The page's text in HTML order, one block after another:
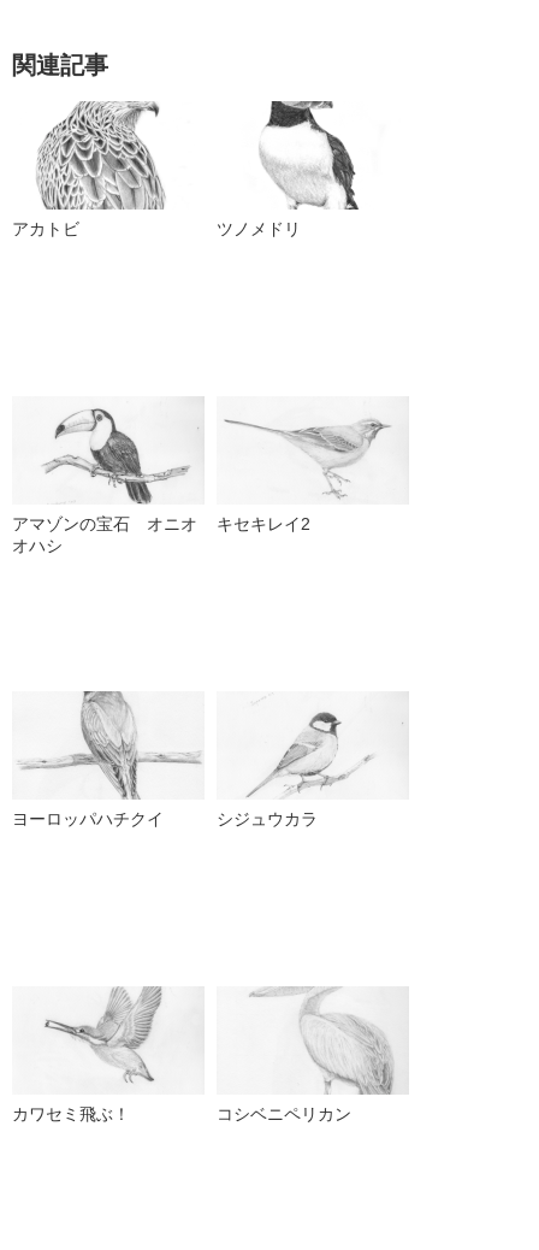
関連記事
アカトビ ツノメドリ
アマゾンの宝石 オニオ
オハシ
キセキレイ2
ヨーロッパハチクイ シジュウカラ
カワセミ飛ぶ！ コシベニペリカン